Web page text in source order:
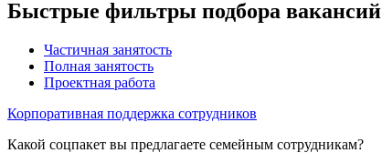
Быстрые фильтры подбора вакансий
Частичная занятость
Полная занятость
Проектная работа
Корпоративная поддержка сотрудников
Какой соцпакет вы предлагаете семейным сотрудникам?